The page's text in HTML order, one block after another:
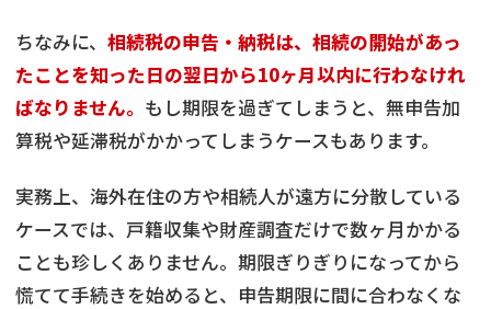
ちなみに、 相続税の申告・納税は、相続の開始があっ
たことを知った日の翌日から10ヶ月以内に行わなけれ
ばなりません。 もし期限を過ぎてしまうと、無申告加
算税や延滞税がかかってしまうケースもあります。
実務上、海外在住の方や相続人が遠方に分散している
ケースでは、戸籍収集や財産調査だけで数ヶ月かかる
ことも珍しくありません。期限ぎりぎりになってから
慌てて手続きを始めると、申告期限に間に合わなくな